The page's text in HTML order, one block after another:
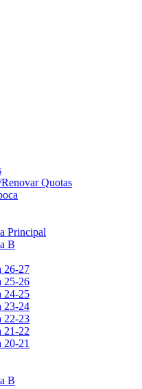
Quotas
Principal
B
26-27
25-26
24-25
23-24
22-23
21-22
20-21
B